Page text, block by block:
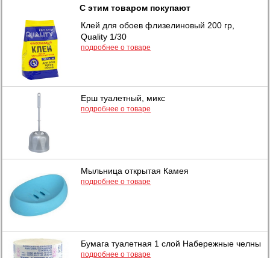
С этим товаром покупают
Клей для обоев флизелиновый 200 гр,
Quality 1/30
подробнее о товаре
Ерш туалетный, микс
подробнее о товаре
Мыльница открытая Камея
подробнее о товаре
Бумага туалетная 1 слой Набережные челны
подробнее о товаре